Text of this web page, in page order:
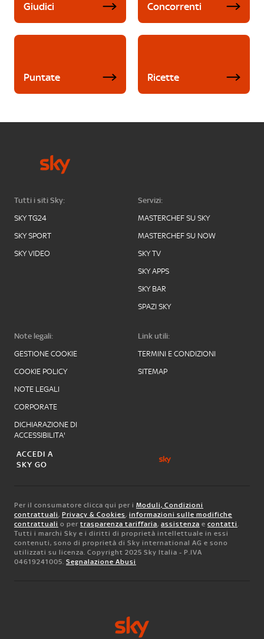
Giudici Concorrenti
Puntate Ricette
Tutti i siti Sky:
SKY TG24
SKY SPORT
SKY VIDEO
Servizi:
MASTERCHEF SU SKY
MASTERCHEF SU NOW
SKY TV
SKY APPS
SKY BAR
SPAZI SKY
Note legali:
GESTIONE COOKIE
COOKIE POLICY
NOTE LEGALI
CORPORATE
DICHIARAZIONE DI
ACCESSIBILITA'
Link utili:
TERMINI E CONDIZIONI
SITEMAP
ACCEDI A
SKY GO
Per il consumatore clicca qui per i Moduli, Condizioni
contrattuali, Privacy & Cookies, informazioni sulle modifiche
contrattuali o per trasparenza tariffaria, assistenza e contatti.
Tutti i marchi Sky e i diritti di proprietà intellettuale in essi
contenuti, sono di proprietà di Sky international AG e sono
utilizzati su licenza. Copyright 2025 Sky Italia - P.IVA
04619241005. Segnalazione Abusi